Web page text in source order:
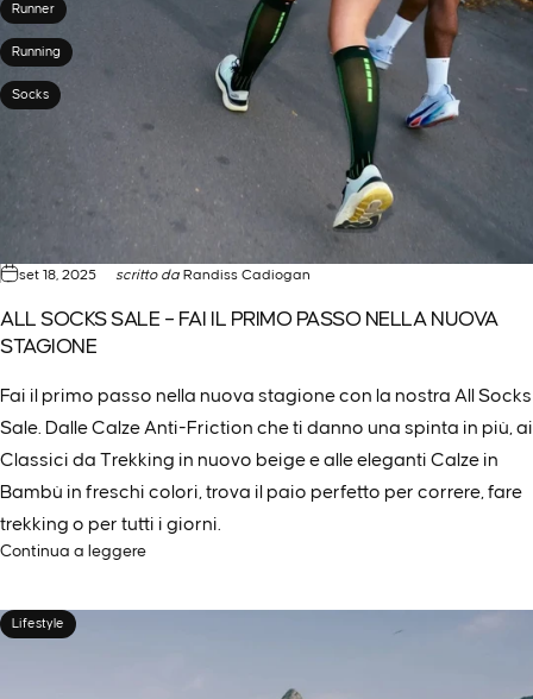
Runner
Running
Socks
set 18, 2025 scritto da Randiss Cadiogan
ALL SOCKS SALE – FAI IL PRIMO PASSO NELLA NUOVA
STAGIONE
Fai il primo passo nella nuova stagione con la nostra All Socks
Sale. Dalle Calze Anti-Friction che ti danno una spinta in più, ai
Classici da Trekking in nuovo beige e alle eleganti Calze in
Bambù in freschi colori, trova il paio perfetto per correre, fare
trekking o per tutti i giorni.
Continua a leggere
Lifestyle